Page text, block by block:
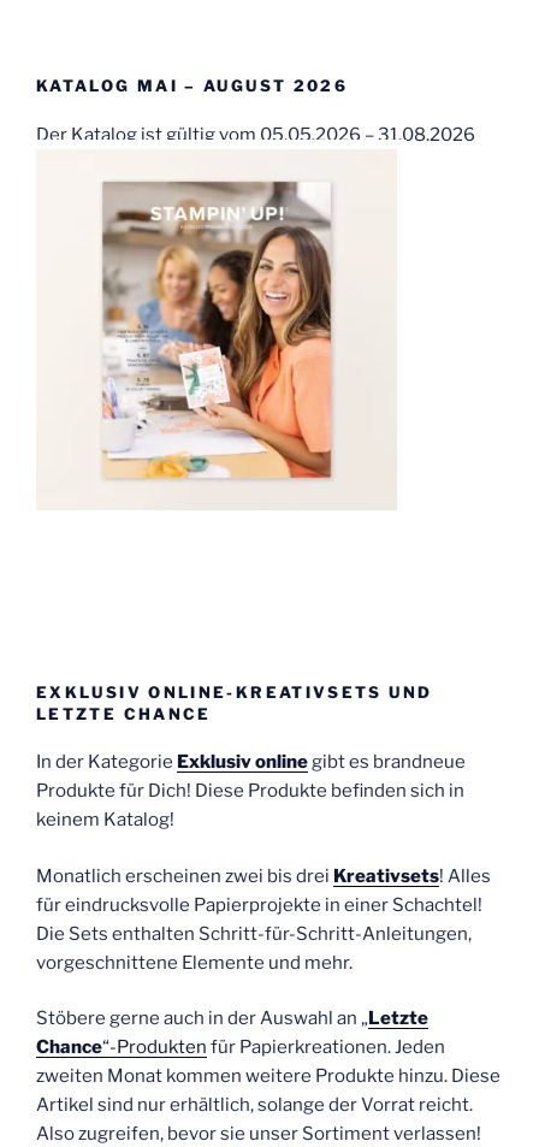
KATALOG MAI – AUGUST 2026
Der Katalog ist gültig vom 05.05.2026 – 31.08.2026
EXKLUSIV ONLINE-KREATIVSETS UND
LETZTE CHANCE
In der Kategorie Exklusiv onlinegibt es brandneue
Produkte für Dich! Diese Produkte befinden sich in
keinem Katalog!
Monatlich erscheinen zwei bis drei Kreativsets! Alles
für eindrucksvolle Papierprojekte in einer Schachtel!
Die Sets enthalten Schritt-für-Schritt-Anleitungen,
vorgeschnittene Elemente und mehr.
Stöbere gerne auch in der Auswahl an „ Letzte
Chance“-Produkten für Papierkreationen. Jeden
zweiten Monat kommen weitere Produkte hinzu. Diese
Artikel sind nur erhältlich, solange der Vorrat reicht.
Also zugreifen, bevor sie unser Sortiment verlassen!